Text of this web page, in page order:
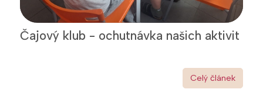
Čajový klub - ochutnávka našich aktivit
Celý článek